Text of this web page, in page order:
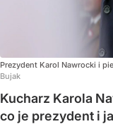
Prezydent Karol Nawrocki i
Bujak
Kucharz Karola
co je prezydent i